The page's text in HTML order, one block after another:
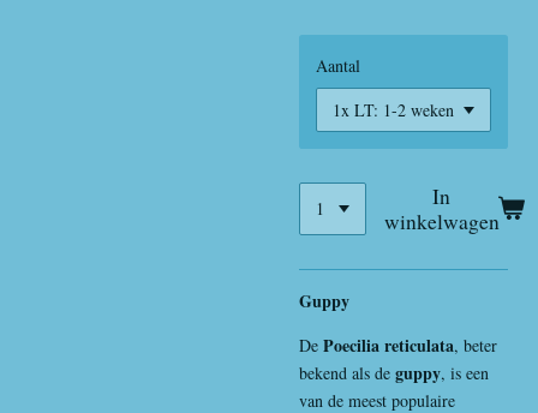
Aantal
In
winkelwagen
Guppy
De Poecilia reticulata, beter
bekend als de guppy, is een
van de meest populaire